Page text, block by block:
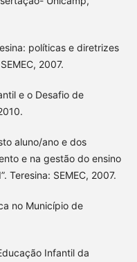
políticas e diretrizes
2007.
e o Desafio de
aluno/ano e dos
e na gestão do ensino
Teresina: SEMEC, 2007.
no Município de
Infantil da